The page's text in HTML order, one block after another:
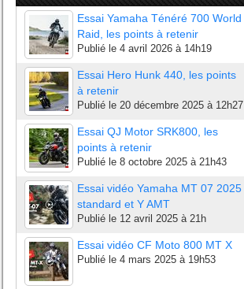
Essai Yamaha Ténéré 700 World
Raid, les points à retenir
Publié le 4 avril 2026 à 14h19
Essai Hero Hunk 440, les points
à retenir
Publié le 20 décembre 2025 à 12h27
Essai QJ Motor SRK800, les
points à retenir
Publié le 8 octobre 2025 à 21h43
Essai vidéo Yamaha MT 07 2025
standard et Y AMT
Publié le 12 avril 2025 à 21h
Essai vidéo CF Moto 800 MT X
Publié le 4 mars 2025 à 19h53